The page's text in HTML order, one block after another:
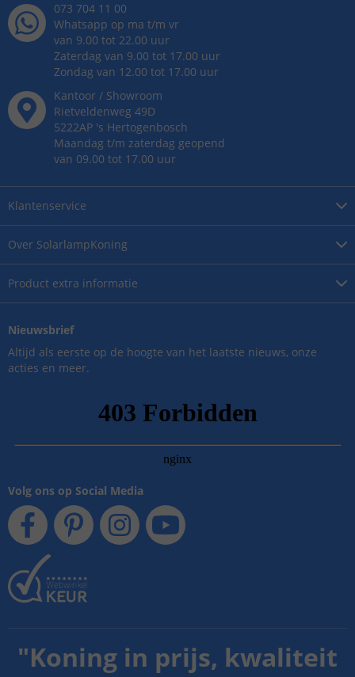
Over SolarlampKoning
Product extra informatie
Klantenservice
073 704 11 00
Whatsapp op ma t/m vr
van 9.00 tot 22.00 uur
Zaterdag van 9.00 tot 17.00 uur
Zondag van 12.00 tot 17.00 uur
Kantoor / Showroom
Rietveldenweg 49D
5222AP 's Hertogenbosch
Maandag t/m zaterdag geopend
van 09.00 tot 17.00 uur
Nieuwsbrief
Altijd als eerste op de hoogte van het laatste nieuws, onze
acties en meer.
Volg ons op Social Media
"Koning in prijs, kwaliteit